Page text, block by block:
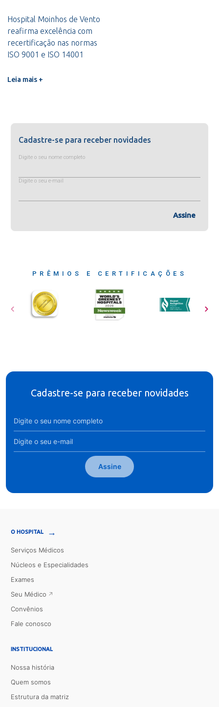
Hospital Moinhos de Vento
reafirma excelência com
recertificação nas normas
ISO 9001 e ISO 14001
Leia mais +
Cadastre-se para receber novidades
Digite o seu nome completo
Digite o seu e-mail
Assine
PRÊMIOS E CERTIFICAÇÕES
Cadastre-se para receber novidades
Assine
O HOSPITAL →
Serviços Médicos
Núcleos e Especialidades
Exames
Seu Médico
Convênios
Fale conosco
INSTITUCIONAL
Nossa história
Quem somos
Estrutura da matriz